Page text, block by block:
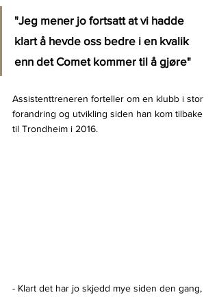
"Jeg mener jo fortsatt at vi hadde
klart å hevde oss bedre i en kvalik
enn det Comet kommer til å gjøre"
Assistenttreneren forteller om en klubb i stor
forandring og utvikling siden han kom tilbake
til Trondheim i 2016.
- Klart det har jo skjedd mye siden den gang,